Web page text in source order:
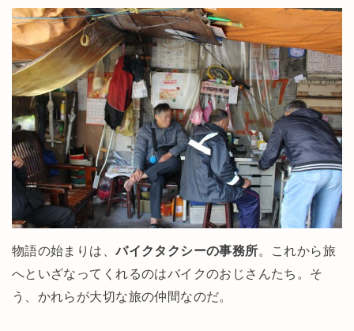
物語の始まりは、バイクタクシーの事務所。これから旅
へといざなってくれるのはバイクのおじさんたち。そ
う、かれらが大切な旅の仲間なのだ。